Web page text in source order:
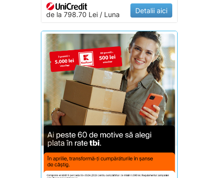
de la 798.70 Lei / Luna Detalii aici